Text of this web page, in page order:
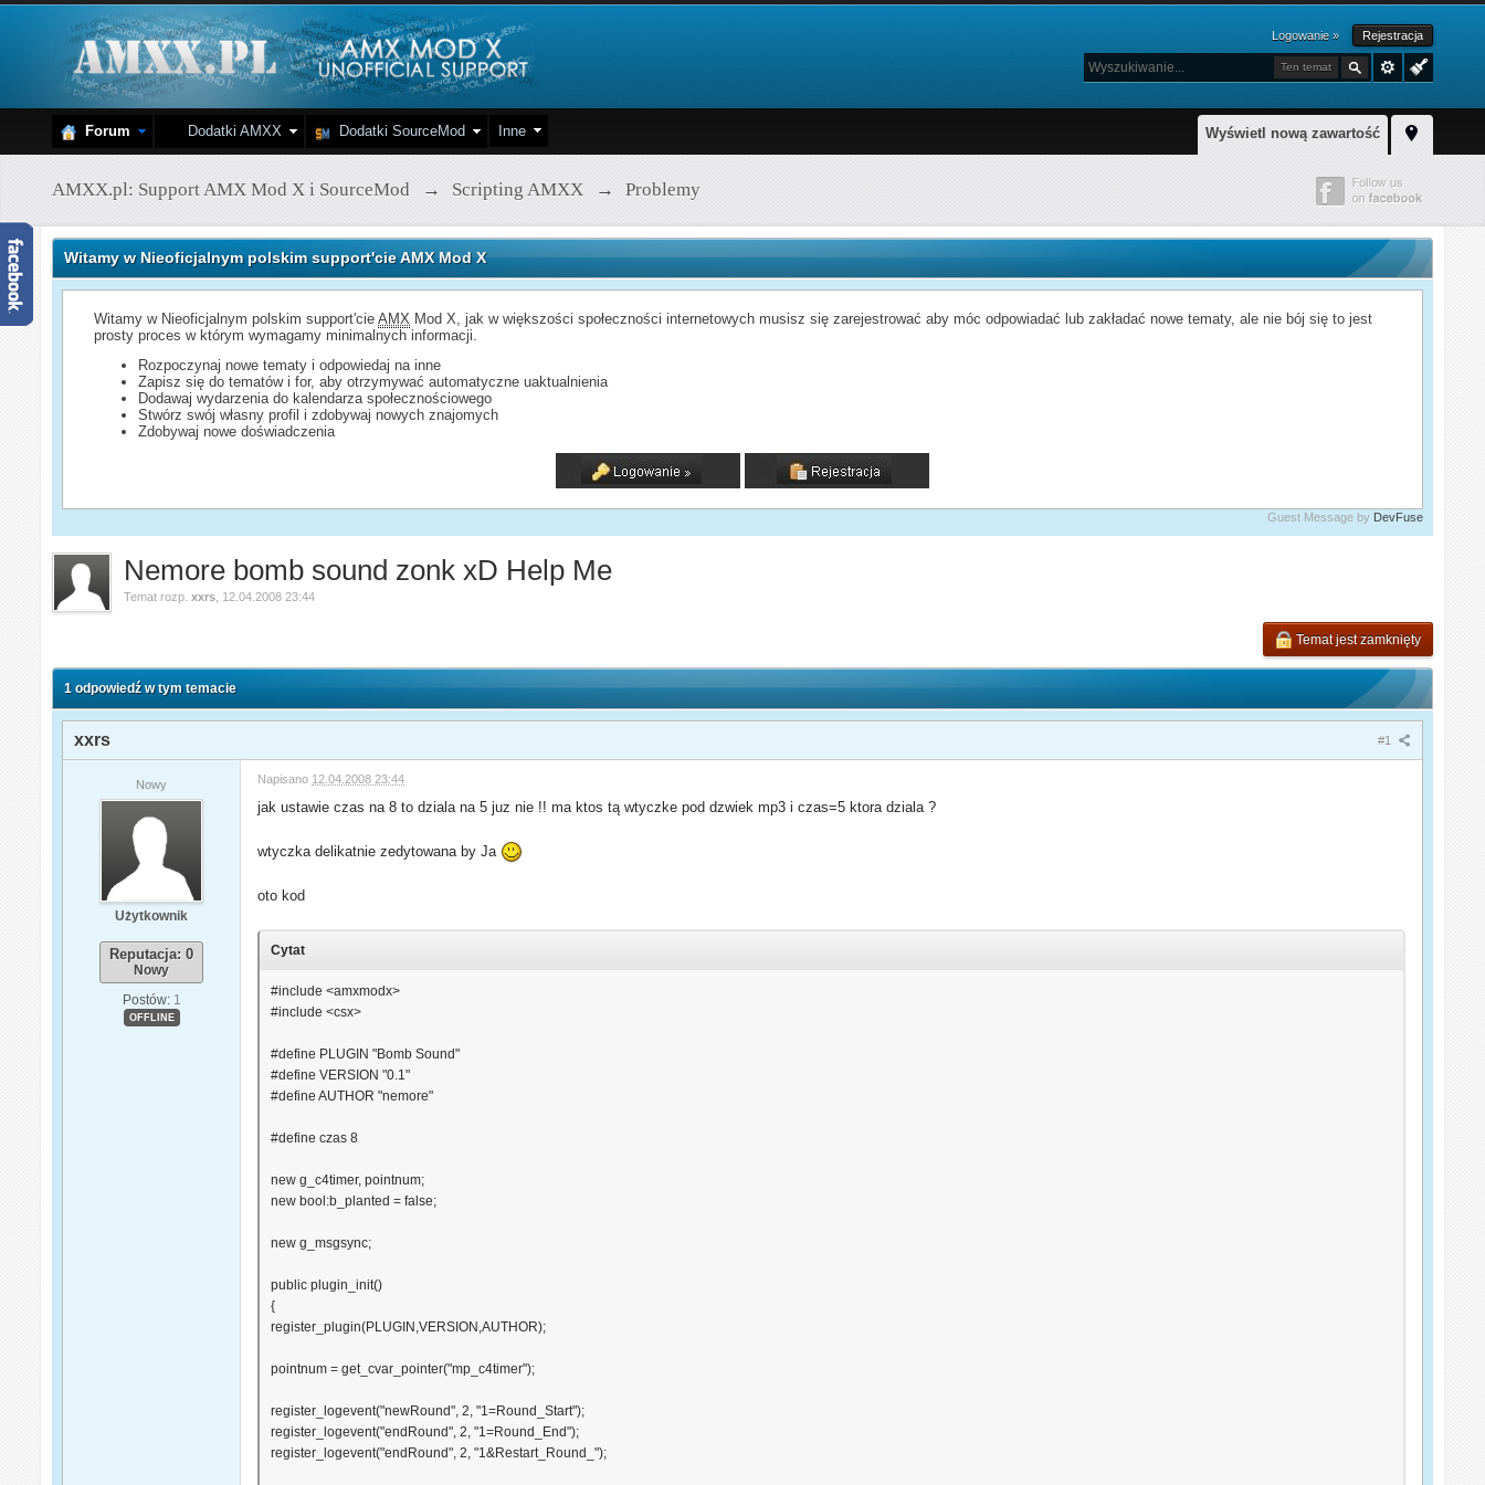
Logowanie » Rejestracja
Ten temat
Wyświetl nową zawartość
Forum Dodatki AMXX Dodatki SourceMod Inne
AMXX.pl: Support AMX Mod X i SourceMod → Scripting AMXX → Problemy
Witamy w Nieoficjalnym polskim support'cie AMX Mod X
Witamy w Nieoficjalnym polskim support'cieAMX Mod X, jak w większości społeczności internetowych musisz się zarejestrować aby móc odpowiadać lub zakładać nowe tematy, ale nie bój się to jest
prosty proces w którym wymagamy minimalnych informacji.
Rozpoczynaj nowe tematy i odpowiedaj na inne
Zapisz się do tematów i for, aby otrzymywać automatyczne uaktualnienia
Dodawaj wydarzenia do kalendarza społecznościowego
Stwórz swój własny profil i zdobywaj nowych znajomych
Zdobywaj nowe doświadczenia
Guest Message by DevFuse
Nemore bomb sound zonk xD Help Me
Temat rozp.xxrs 12.04.2008 23:44
Temat jest zamknięty
1 odpowiedź w tym temacie
#1
xxrs
Nowy
Użytkownik
Reputacja: 0
Nowy
Postów: 1
OFFLINE
Napisano 12.04.2008 23:44
jak ustawie czas na 8 to dziala na 5 juz nie !! ma ktos tą wtyczke pod dzwiek mp3 i czas=5 ktora dziala ?
wtyczka delikatnie zedytowana by Ja
oto kod
Cytat
#include <amxmodx>
#include <csx>
#define PLUGIN "Bomb Sound"
#define VERSION "0.1"
#define AUTHOR "nemore"
#define czas 8
new g_c4timer, pointnum;
new bool:b_planted = false;
new g_msgsync;
public plugin_init()
{
register_plugin(PLUGIN,VERSION,AUTHOR);
pointnum = get_cvar_pointer("mp_c4timer");
register_logevent("newRound", 2, "1=Round_Start");
register_logevent("endRound", 2, "1=Round_End");
register_logevent("endRound", 2, "1&Restart_Round_");